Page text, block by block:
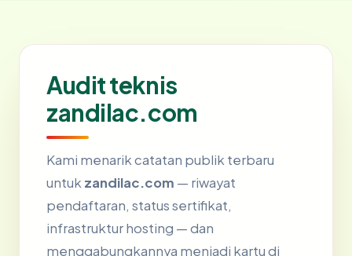
Audit teknis
zandilac.com
Kami menarik catatan publik terbaru
untuk zandilac.com — riwayat
pendaftaran, status sertifikat,
infrastruktur hosting — dan
menggabungkannya menjadi kartu di